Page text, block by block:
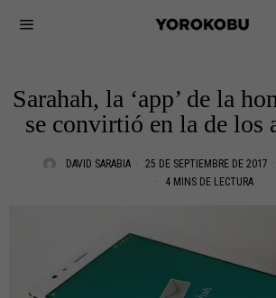
Sarahah, la ‘app’ de la
se convirtió en la de los
DAVID SARABIA 25 DE SEPTIEMBRE DE 2017
4 MINS DE LECTURA